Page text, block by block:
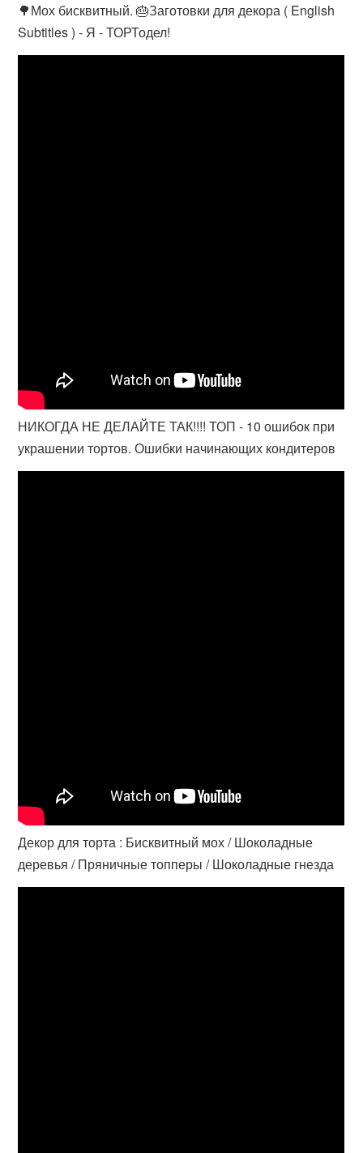
🌳Мох бисквитный. 🎂Заготовки для декора ( English
Subtitles ) - Я - ТОРТодел!
НИКОГДА НЕ ДЕЛАЙТЕ ТАК!!!! ТОП - 10 ошибок при
украшении тортов. Ошибки начинающих кондитеров
Декор для торта : Бисквитный мох / Шоколадные
деревья / Пряничные топперы / Шоколадные гнезда